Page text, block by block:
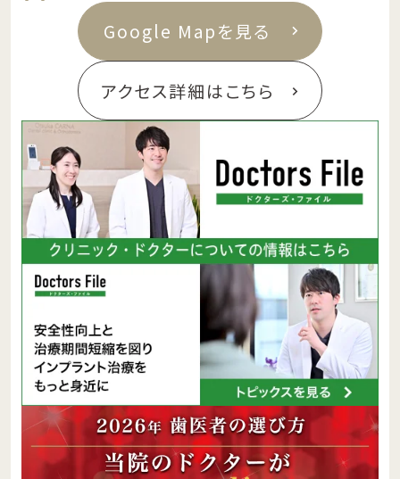
Google Mapを見る
アクセス詳細はこちら